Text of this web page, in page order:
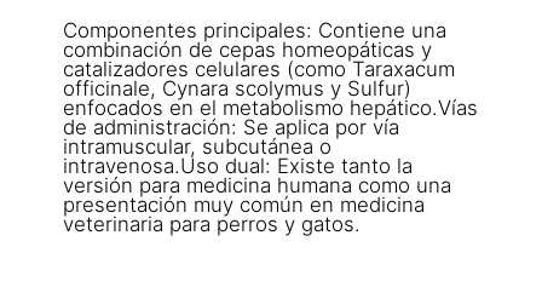
Componentes principales: Contiene una
combinación de cepas homeopáticas y
catalizadores celulares (como Taraxacum
officinale, Cynara scolymus y Sulfur)
enfocados en el metabolismo hepático.Vías
de administración: Se aplica por vía
intramuscular, subcutánea o
intravenosa.Uso dual: Existe tanto la
versión para medicina humana como una
presentación muy común en medicina
veterinaria para perros y gatos.